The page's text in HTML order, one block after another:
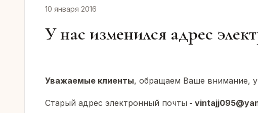
10 января 2016
У нас изменился адрес
Уважаемые клиенты, обращаем Ваше внимание, у
Старый адрес электронный почты -